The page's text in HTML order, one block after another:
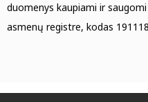
duomenys kaupiami ir saugomi
asmenų registre, kodas